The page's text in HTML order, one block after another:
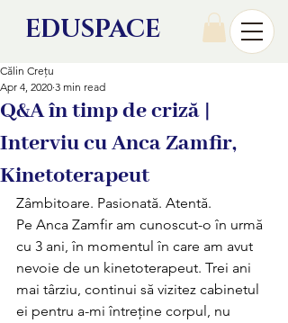
EDUSPACE
Q&A în timp de criză |
Interviu cu Anca Zamfir,
Kinetoterapeut
Călin Crețu
Apr 4, 2020 3 min read
Zâmbitoare. Pasionată. Atentă.
Pe Anca Zamfir am cunoscut-o în urmă
cu 3 ani, în momentul în care am avut
nevoie de un kinetoterapeut. Trei ani
mai târziu, continui să vizitez cabinetul
ei pentru a-mi întreține corpul, nu